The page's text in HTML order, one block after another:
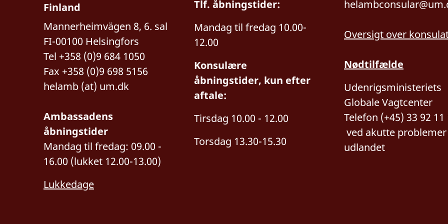
Finland
Mannerheimvägen 8, 6. sal
FI-00100 Helsingfors
Tel +358 (0)9 684 1050
Fax +358 (0)9 698 5156
helamb (at) um.dk
Ambassadens
åbningstider
Mandag til fredag: 09.00 -
16.00 (lukket 12.00-13.00)
Lukkedage
Tlf. åbningstider:
Mandag til fredag 10.00-
12.00
Konsulære
åbningstider, kun efter
aftale:
Tirsdag 10.00 - 12.00
Torsdag 13.30-15.30
Oversigt over
Nødtilfælde
Udenrigsministeriets
Globale Vagtcenter
Telefon (+45) 33 92 11
ved akutte problemer
udlandet